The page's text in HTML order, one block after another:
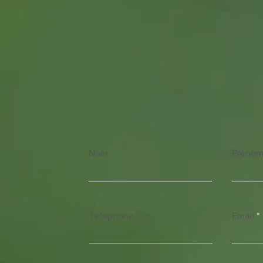
Nom Prénom
Téléphone Email